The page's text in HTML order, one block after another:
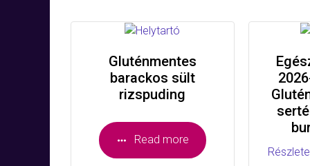
Gluténmentes
barackos sült
rizspuding
Read more